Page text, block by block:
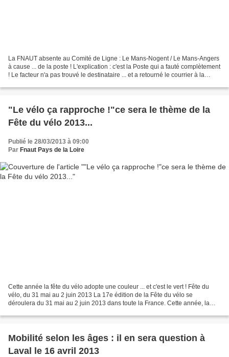
La FNAUT absente au Comité de Ligne : Le Mans-Nogent / Le Mans-Angers
à cause ... de la poste ! L'explication : c'est la Poste qui a fauté complètement
! Le facteur n'a pas trouvé le destinataire ... et a retourné le courrier à la
"Le vélo ça rapproche !"ce sera le thème de la
Fête du vélo 2013...
Publié le 28/03/2013 à 09:00
Par Fnaut Pays de la Loire
Cette année la fête du vélo adopte une couleur ... et c'est le vert ! Fête du
vélo, du 31 mai au 2 juin 2013 La 17e édition de la Fête du vélo se
déroulera du 31 mai au 2 juin 2013 dans toute la France. Cette année, la
Mobilité selon les âges : il en sera question à
Laval le 16 avril 2013